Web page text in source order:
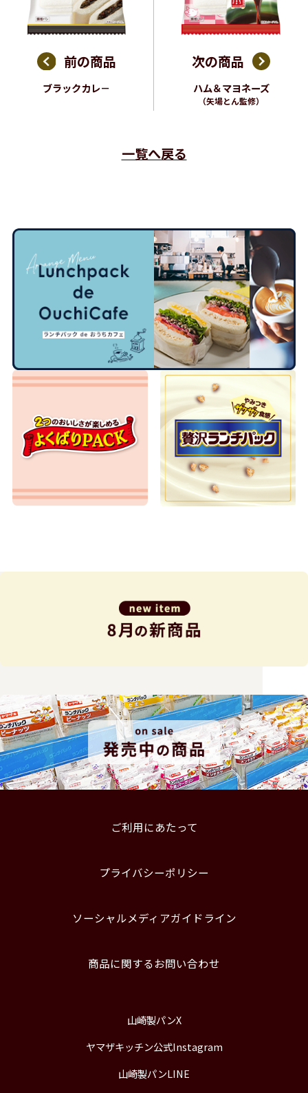
前の商品
ブラックカレ－
一覧へ戻る
次の商品
ハム＆マヨネーズ
（矢場とん監修）
ご利用にあたって
プライバシーポリシー
ソーシャルメディアガイドライン
商品に関するお問い合わせ
山崎製パンX
ヤマザキッチン公式Instagram
山崎製パンLINE